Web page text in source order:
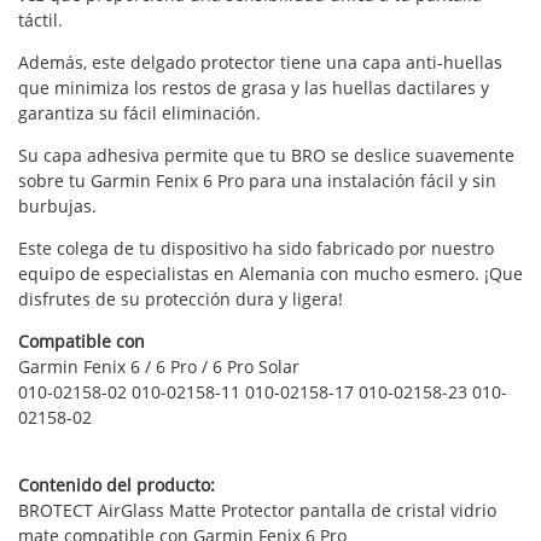
táctil.
Además, este delgado protector tiene una capa anti-huellas
que minimiza los restos de grasa y las huellas dactilares y
garantiza su fácil eliminación.
Su capa adhesiva permite que tu BRO se deslice suavemente
sobre tu Garmin Fenix 6 Pro para una instalación fácil y sin
burbujas.
Este colega de tu dispositivo ha sido fabricado por nuestro
equipo de especialistas en Alemania con mucho esmero. ¡Que
disfrutes de su protección dura y ligera!
Compatible con
Garmin Fenix 6 / 6 Pro / 6 Pro Solar
010-02158-02 010-02158-11 010-02158-17 010-02158-23 010-
02158-02
Contenido del producto:
BROTECT AirGlass Matte Protector pantalla de cristal vidrio
mate compatible con Garmin Fenix 6 Pro